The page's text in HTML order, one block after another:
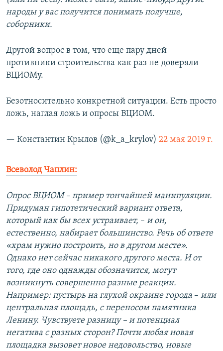
народы у вас получится понимать получше,
соборники.
Другой вопрос в том, что еще пару дней
противники строительства как раз не доверяли
ВЦИОМу.
Безотносительно конкретной ситуации. Есть просто
ложь, наглая ложь и опросы ВЦИОМ.
— Константин Крылов (@k_a_krylov) 22 мая 2019 г.
Всеволод Чаплин:
Опрос ВЦИОМ – пример тончайшей манипуляции.
Придуман гипотетический вариант ответа,
который как бы всех устраивает, –​ и он,
естественно, набирает большинство. Речь об ответе
«храм нужно построить, но в другом месте».
Однако нет сейчас никакого другого места. И от
того, где оно однажды обозначится, могут
возникнуть совершенно разные реакции.
Например: пустырь на глухой окраине города –​ или
центральная площадь, с переносом памятника
Ленину. Чувствуете разницу – и потенциал
негатива с разных сторон? Почти любая новая
площадка вызовет новое недовольство, новые